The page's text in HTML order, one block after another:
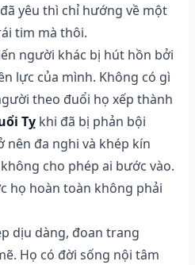
yêu thì chỉ hướng về một
tim mà thôi.
người khác bị hút hồn bởi
lực của mình. Không có gì
theo đuổi họ xếp thành
Tỵ khi đã bị phản bội
đa nghi và khép kín
cho phép ai bước vào.
họ hoàn toàn không phải
dịu dàng, đoan trang
Họ có đời sống nội tâm